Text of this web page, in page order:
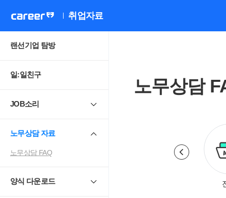
취업자료
랜선기업 탐방
일:일친구
JOB소리
노무상담 자료
노무상담 FAQ
양식 다운로드
노무상담
계약.취업규칙 근로시간